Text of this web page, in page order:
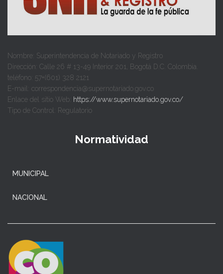
Nombre: Superintendencia de Notariado y Registro
Dirección: Calle 26 # 13-49 Interior 201, Bogotá D.C. Colombia.
teléfono: 57+(601) 328 2121
E-mail: correspondencia@supernotariado.gov.co
Enlace del sitio Web: https://www.supernotariado.gov.co/
Tipo de Control: Regulatorio
Normatividad
MUNICIPAL
NACIONAL